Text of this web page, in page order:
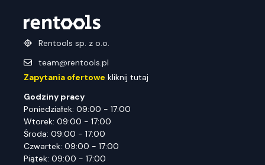
Rentools sp. z o.o.
team@rentools.pl
Zapytania ofertowe kliknij tutaj
Godziny pracy
Poniedziałek: 09:00 - 17:00
Wtorek: 09:00 - 17:00
Środa: 09:00 - 17:00
Czwartek: 09:00 - 17:00
Piątek: 09:00 - 17:00